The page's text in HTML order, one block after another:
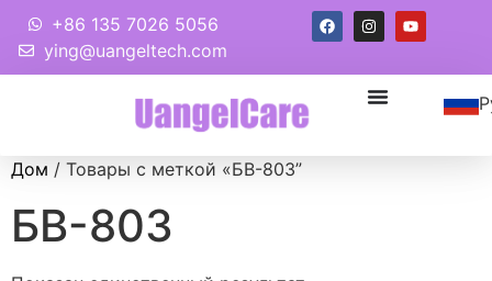
+86 135 7026 5056
ying@uangeltech.com
Дом / Товары с меткой «БВ-803”
БВ-803